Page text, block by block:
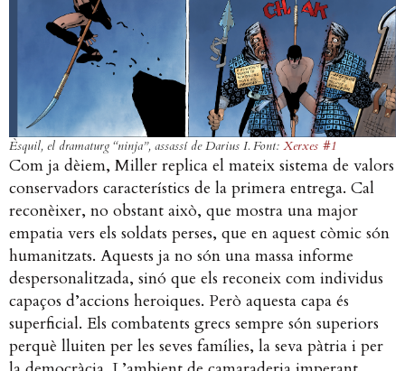
Èsquil, el dramaturg “ninja”, assassí de Darius I. Font: Xerxes #1
Com ja dèiem, Miller replica el mateix sistema de valors
conservadors característics de la primera entrega. Cal
reconèixer, no obstant això, que mostra una major
empatia vers els soldats perses, que en aquest còmic són
humanitzats. Aquests ja no són una massa informe
despersonalitzada, sinó que els reconeix com individus
capaços d’accions heroiques. Però aquesta capa és
superficial. Els combatents grecs sempre són superiors
perquè lluiten per les seves famílies, la seva pàtria i per